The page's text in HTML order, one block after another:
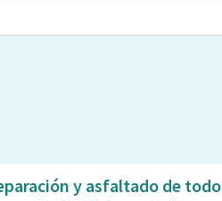
y asfaltado de todo